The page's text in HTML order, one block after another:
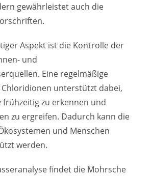
gewährleistet auch die
Aspekt ist die Kontrolle der
und
Eine regelmäßige
unterstützt dabei,
frühzeitig zu erkennen und
zu ergreifen. Dadurch kann die
und Menschen
werden.
findet die Mohrsche